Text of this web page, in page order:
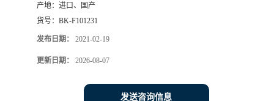
产地： 进口、国产
货号： BK-F101231
发布日期： 2021-02-19
更新日期： 2026-08-07
发送咨询信息